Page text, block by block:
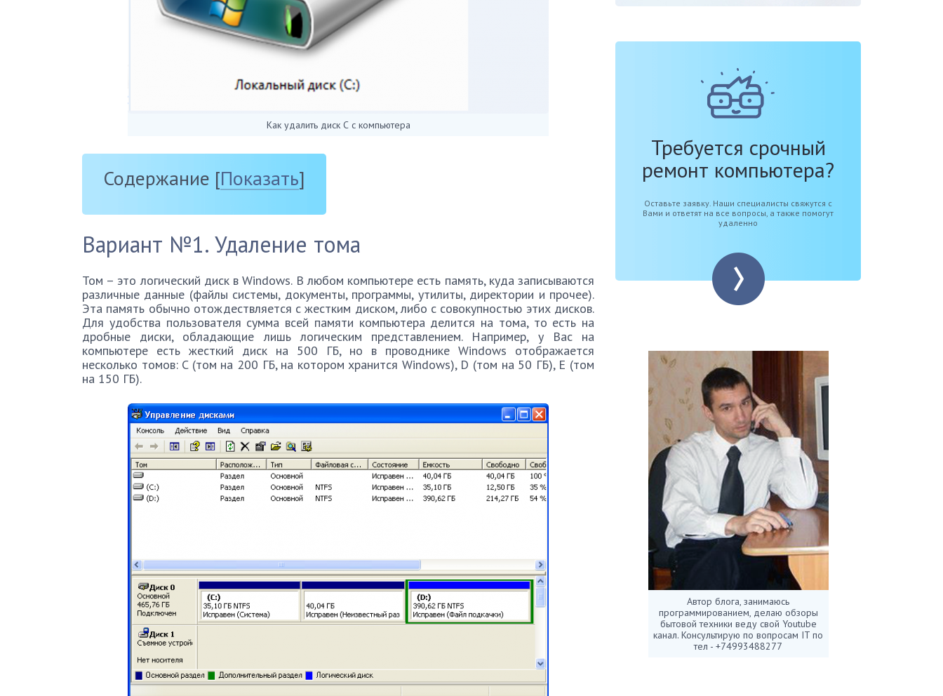
Как удалить диск С с компьютера
Содержание [Показать]
Вариант №1. Удаление тома
Том – это логический диск в Windows. В любом компьютере есть память, куда записываются
различные данные (файлы системы, документы, программы, утилиты, директории и прочее).
Эта память обычно отождествляется с жестким диском, либо с совокупностью этих дисков.
Для удобства пользователя сумма всей памяти компьютера делится на тома, то есть на
дробные диски, обладающие лишь логическим представлением. Например, у Вас на
компьютере есть жесткий диск на 500 ГБ, но в проводнике Windows отображается
несколько томов: C (том на 200 ГБ, на котором хранится Windows), D (том на 50 ГБ), E (том
на 150 ГБ).
Требуется срочный
ремонт компьютера?
Оставьте заявку. Наши специалисты свяжутся с
Вами и ответят на все вопросы, а также помогут
удаленно
Автор блога, занимаюсь
программированием, делаю обзоры
бытовой техники веду свой Youtube
канал. Консультирую по вопросам IT по
тел - +74993488277